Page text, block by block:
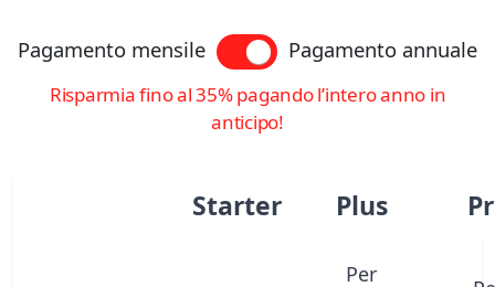
Pagamento mensile Pagamento annuale
Risparmia fino al 35% pagando l’intero anno in
anticipo!
Starter Plus
Per